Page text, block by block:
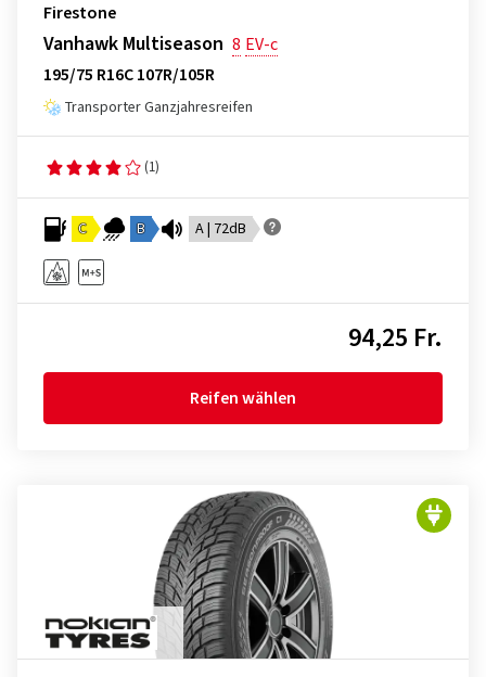
Firestone
Vanhawk Multiseason 8 EV-c
195/75 R16C 107R/105R
Transporter Ganzjahresreifen
(1)
C B A | 72dB
94,25 Fr.
Reifen wählen